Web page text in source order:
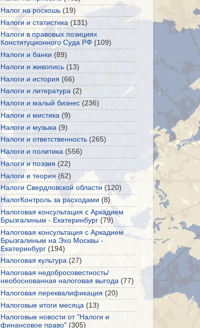
Налог на роскошь (19)
Налоги и статистика (131)
Налоги в правовых позициях
Конституционного Суда РФ (109)
Налоги и банки (89)
Налоги и живопись (13)
Налоги и история (66)
Налоги и литература (2)
Налоги и малый бизнес (236)
Налоги и мистика (9)
Налоги и музыка (9)
Налоги и ответственность (265)
Налоги и политика (556)
Налоги и поэзия (22)
Налоги и теория (62)
Налоги Свердловской области (120)
НалогКонтроль за расходами (8)
Налоговая консультация с Аркадием
Брызгалиным - Екатеринбург (79)
Налоговая консультация с Аркадием
Брызгалиным на Эхо Москвы -
Екатеринбург (194)
Налоговая культура (27)
Налоговая недобросовестность/
необоснованная налоговая выгода (77)
Налоговая переквалификация (20)
Налоговые итоги месяца (13)
Налоговые новости от "Налоги и
финансовое право" (305)